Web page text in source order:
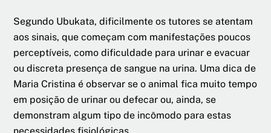
Segundo Ubukata, dificilmente os tutores se atentam
aos sinais, que começam com manifestações poucos
perceptíveis, como dificuldade para urinar e evacuar
ou discreta presença de sangue na urina. Uma dica de
Maria Cristina é observar se o animal fica muito tempo
em posição de urinar ou defecar ou, ainda, se
demonstram algum tipo de incômodo para estas